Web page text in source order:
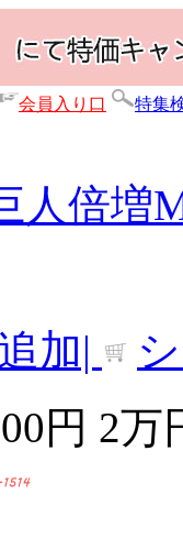
会員入り口 特集
人倍増
加|
円 2